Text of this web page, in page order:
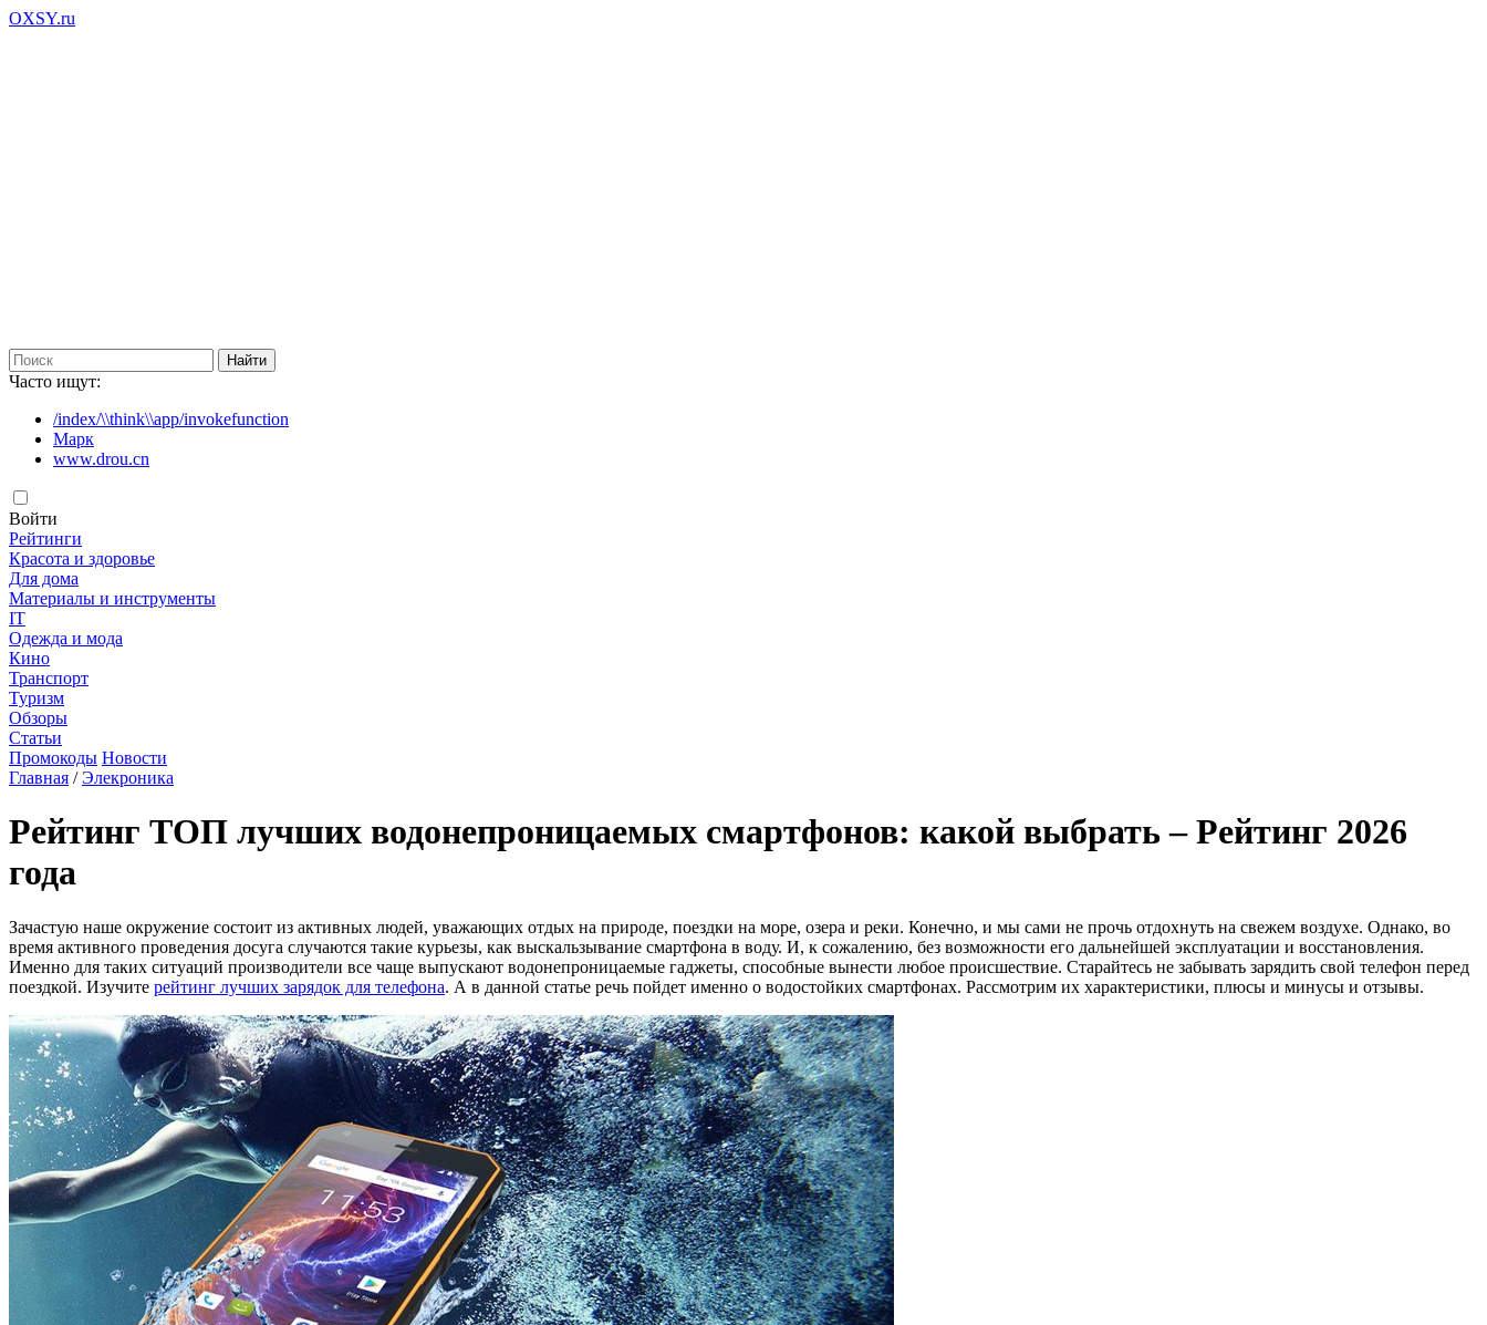
OXSY.ru
Часто ищут:
/index/\\think\\app/invokefunction
Марк
www.drou.cn
Войти
Рейтинги
Красота и здоровье
Для дома
Материалы и инструменты
IT
Одежда и мода
Кино
Транспорт
Туризм
Обзоры
Статьи
Промокоды Новости
Главная /Элекроника
Рейтинг ТОП лучших водонепроницаемых смартфонов: какой выбрать – Рейтинг 2026
года
Зачастую наше окружение состоит из активных людей, уважающих отдых на природе, поездки на море, озера и реки. Конечно, и мы сами не прочь отдохнуть на свежем воздухе. Однако, во
время активного проведения досуга случаются такие курьезы, как выскальзывание смартфона в воду. И, к сожалению, без возможности его дальнейшей эксплуатации и восстановления.
Именно для таких ситуаций производители все чаще выпускают водонепроницаемые гаджеты, способные вынести любое происшествие. Старайтесь не забывать зарядить свой телефон перед
поездкой. Изучите рейтинг лучших зарядок для телефона. А в данной статье речь пойдет именно о водостойких смартфонах. Рассмотрим их характеристики, плюсы и минусы и отзывы.